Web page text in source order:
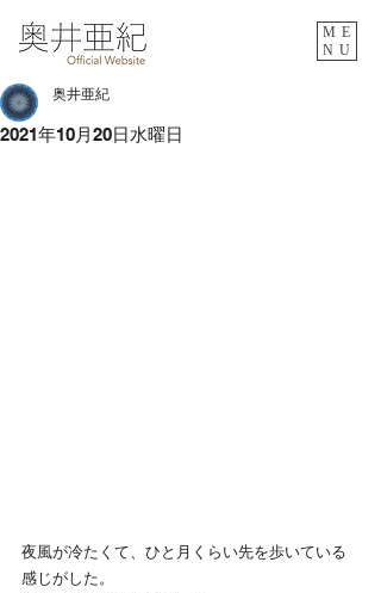
ME
NU
2021年10月20日水曜日
奥井亜紀
夜風が冷たくて、ひと月くらい先を歩いている
感じがした。